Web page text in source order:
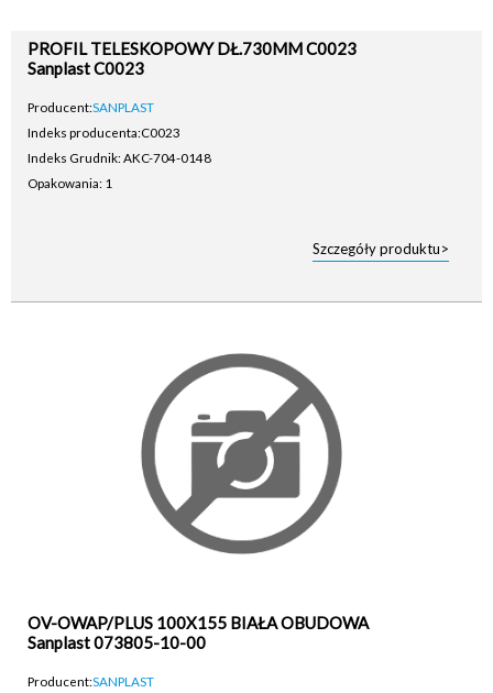
PROFIL TELESKOPOWY DŁ.730MM C0023
Sanplast C0023
Producent:SANPLAST
Indeks producenta:C0023
Indeks Grudnik: AKC-704-0148
Opakowania: 1
Szczegóły produktu>
OV-OWAP/PLUS 100X155 BIAŁA OBUDOWA
Sanplast 073805-10-00
Producent:SANPLAST